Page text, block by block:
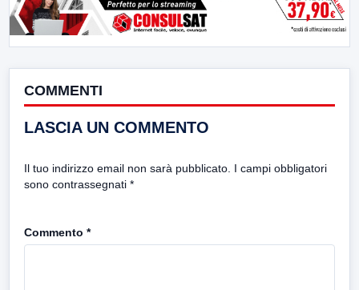
COMMENTI
LASCIA UN COMMENTO
Il tuo indirizzo email non sarà pubblicato. I campi obbligatori
sono contrassegnati *
Commento *